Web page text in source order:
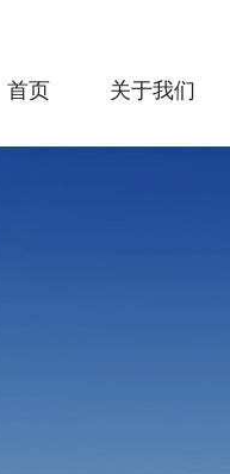
首页 关于我们